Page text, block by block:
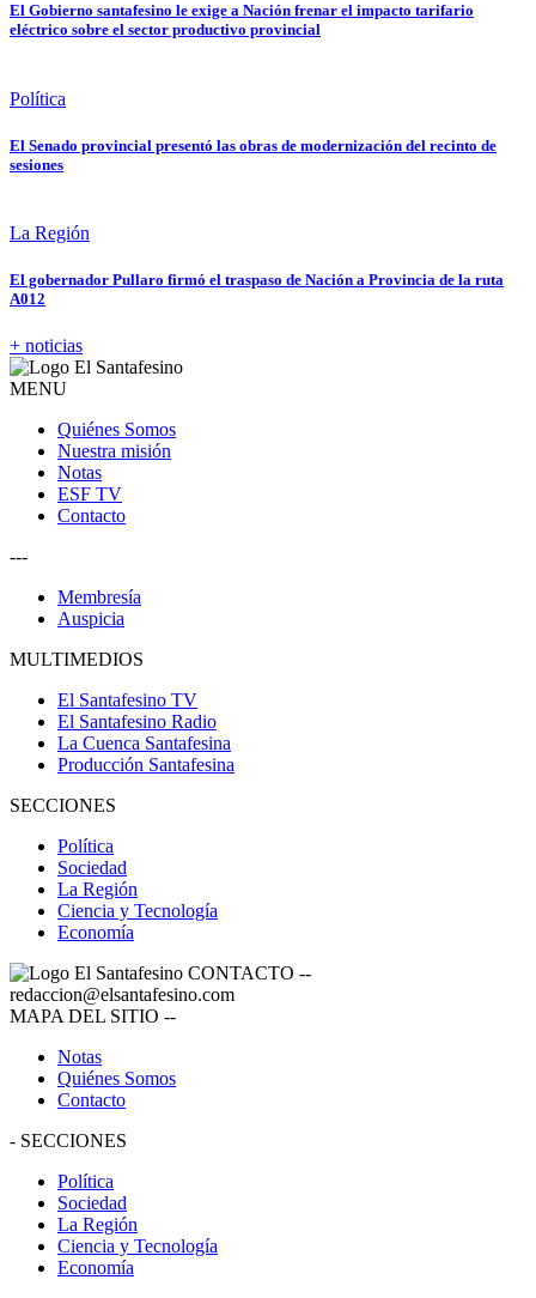
El Gobierno santafesino le exige a Nación frenar el impacto tarifario
eléctrico sobre el sector productivo provincial
Política
El Senado provincial presentó las obras de modernización del recinto de
sesiones
La Región
El gobernador Pullaro firmó el traspaso de Nación a Provincia de la ruta
A012
+ noticias
MENU
Quiénes Somos
Nuestra misión
Notas
ESF TV
Contacto
---
Membresía
Auspicia
MULTIMEDIOS
El Santafesino TV
El Santafesino Radio
La Cuenca Santafesina
Producción Santafesina
SECCIONES
Política
Sociedad
La Región
Ciencia y Tecnología
Economía
CONTACTO --
redaccion@elsantafesino.com
MAPA DEL SITIO --
Notas
Quiénes Somos
Contacto
- SECCIONES
Política
Sociedad
La Región
Ciencia y Tecnología
Economía